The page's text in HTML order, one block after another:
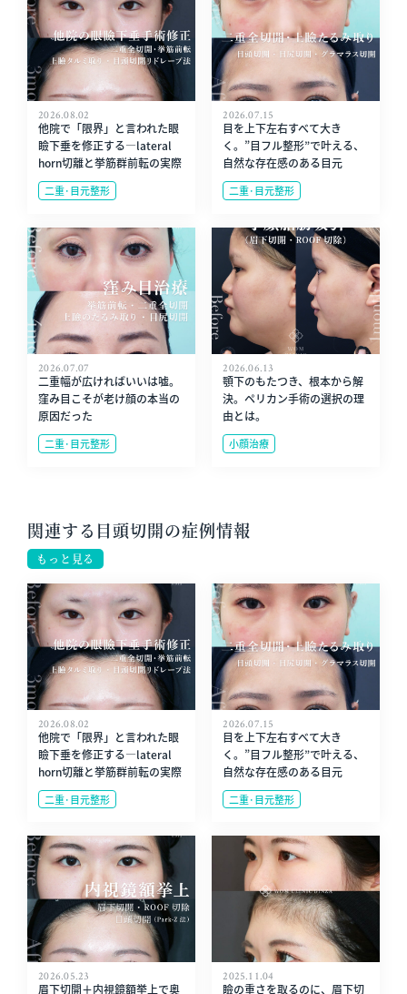
2026.08.02
他院で「限界」と言われた眼
瞼下垂を修正する—lateral
horn切離と挙筋群前転の実際
二重･目元整形
2026.07.15
目を上下左右すべて大き
く。”目フル整形”で叶える、
自然な存在感のある目元
二重･目元整形
2026.07.07
二重幅が広ければいいは嘘。
窪み目こそが老け顔の本当の
原因だった
二重･目元整形
2026.06.13
顎下のもたつき、根本から解
決。ペリカン手術の選択の理
由とは。
小顔治療
関連する目頭切開の症例情報
もっと見る
2026.08.02
他院で「限界」と言われた眼
瞼下垂を修正する—lateral
horn切離と挙筋群前転の実際
二重･目元整形
2026.07.15
目を上下左右すべて大き
く。”目フル整形”で叶える、
自然な存在感のある目元
二重･目元整形
2026.05.23
眉下切開＋内視鏡額挙上で奥
2025.11.04
瞼の重さを取るのに、眉下切